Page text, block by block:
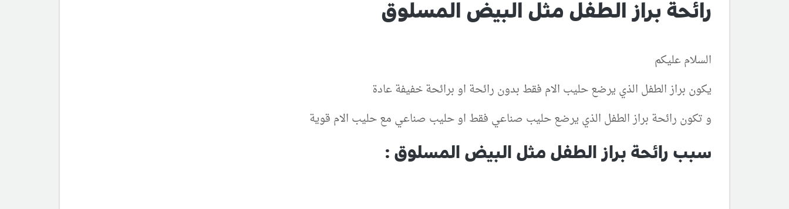
رائحة براز الطفل مثل البيض المسلوق
السلام عليكم
يكون براز الطفل الذي يرضع حليب الام فقط بدون رائحة او برائحة خفيفة عادة
و تكون رائحة براز الطفل الذي يرضع حليب صناعي فقط او حليب صناعي مع حليب الام قوية
سبب رائحة براز الطفل مثل البيض المسلوق :